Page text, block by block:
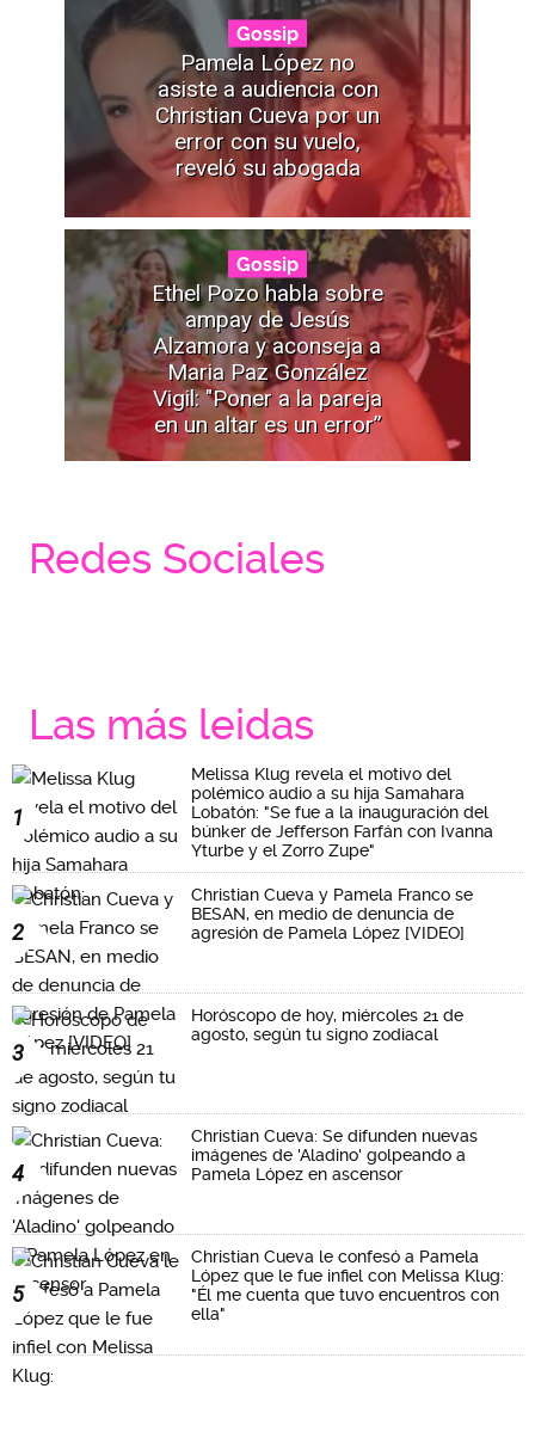
Gossip
Pamela López no
asiste a audiencia con
Christian Cueva por un
error con su vuelo,
reveló su abogada
Gossip
Ethel Pozo habla sobre
ampay de Jesús
Alzamora y aconseja a
Maria Paz González
Vigil: "Poner a la pareja
en un altar es un error”
Redes Sociales
Las más leidas
1
Melissa Klug revela el motivo del
polémico audio a su hija Samahara
Lobatón: "Se fue a la inauguración del
búnker de Jefferson Farfán con Ivanna
Yturbe y el Zorro Zupe"
2
Christian Cueva y Pamela Franco se
BESAN, en medio de denuncia de
agresión de Pamela López [VIDEO]
3
Horóscopo de hoy, miércoles 21 de
agosto, según tu signo zodiacal
4
Christian Cueva: Se difunden nuevas
imágenes de 'Aladino' golpeando a
Pamela López en ascensor
5
Christian Cueva le confesó a Pamela
López que le fue infiel con Melissa Klug:
"Él me cuenta que tuvo encuentros con
ella"